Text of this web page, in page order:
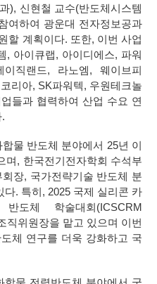
), 신현철 교수(반도체시스템
여하여 광운대 전자정보공과
할 계획이다. 또한, 이번 사업
, 아이큐랩, 아이디에스, 파워
이직랜드, 라노엠,웨이브피
리아, SK파워텍, 우원테크놀
들과 협력하여 산업 수요 연
.
물 반도체 분야에서 25년 이
며 , 한국전기전자학회 수석부
회장, 국가전략기술 반도체 분
다. 특히 , 2025 국제 실리콘 카
도체 학술대회 (ICSCRM
직위원장을 맡고 있으며 이번
체 연구를 더욱 강화하고 국